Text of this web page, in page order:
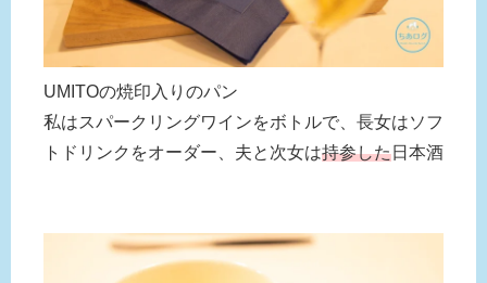
UMITOの焼印入りのパン
私はスパークリングワインをボトルで、長女はソフ
トドリンクをオーダー、夫と次女は持参した日本酒